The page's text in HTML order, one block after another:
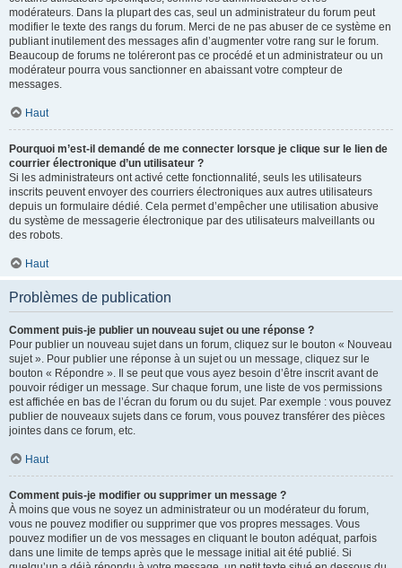
modérateurs. Dans la plupart des cas, seul un administrateur du forum peut
modifier le texte des rangs du forum. Merci de ne pas abuser de ce système en
publiant inutilement des messages afin d’augmenter votre rang sur le forum.
Beaucoup de forums ne toléreront pas ce procédé et un administrateur ou un
modérateur pourra vous sanctionner en abaissant votre compteur de
messages.
Haut
Pourquoi m’est-il demandé de me connecter lorsque je clique sur le lien de
courrier électronique d’un utilisateur ?
Si les administrateurs ont activé cette fonctionnalité, seuls les utilisateurs
inscrits peuvent envoyer des courriers électroniques aux autres utilisateurs
depuis un formulaire dédié. Cela permet d’empêcher une utilisation abusive
du système de messagerie électronique par des utilisateurs malveillants ou
des robots.
Haut
Problèmes de publication
Comment puis-je publier un nouveau sujet ou une réponse ?
Pour publier un nouveau sujet dans un forum, cliquez sur le bouton « Nouveau
sujet ». Pour publier une réponse à un sujet ou un message, cliquez sur le
bouton « Répondre ». Il se peut que vous ayez besoin d’être inscrit avant de
pouvoir rédiger un message. Sur chaque forum, une liste de vos permissions
est affichée en bas de l’écran du forum ou du sujet. Par exemple : vous pouvez
publier de nouveaux sujets dans ce forum, vous pouvez transférer des pièces
jointes dans ce forum, etc.
Haut
Comment puis-je modifier ou supprimer un message ?
À moins que vous ne soyez un administrateur ou un modérateur du forum,
vous ne pouvez modifier ou supprimer que vos propres messages. Vous
pouvez modifier un de vos messages en cliquant le bouton adéquat, parfois
dans une limite de temps après que le message initial ait été publié. Si